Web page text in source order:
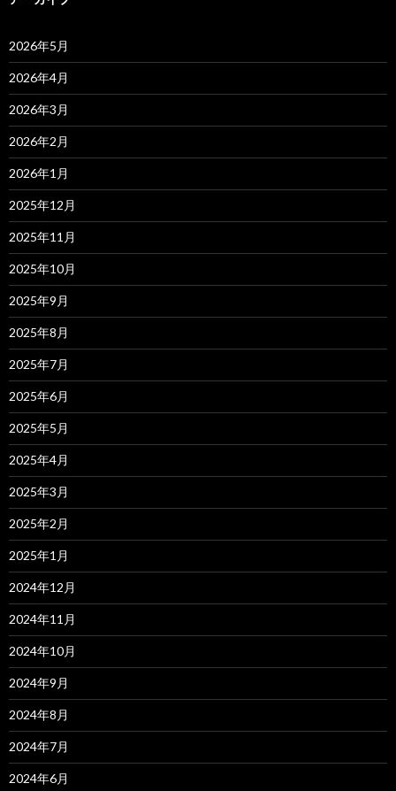
2026年5月
2026年4月
2026年3月
2026年2月
2026年1月
2025年12月
2025年11月
2025年10月
2025年9月
2025年8月
2025年7月
2025年6月
2025年5月
2025年4月
2025年3月
2025年2月
2025年1月
2024年12月
2024年11月
2024年10月
2024年9月
2024年8月
2024年7月
2024年6月